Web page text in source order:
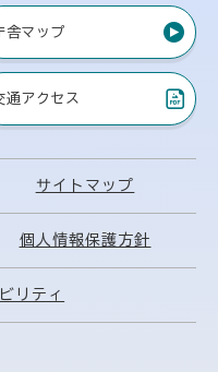
舎マップ
通アクセス
PDF）
サイトマップ
個人情報保護方針
リティ